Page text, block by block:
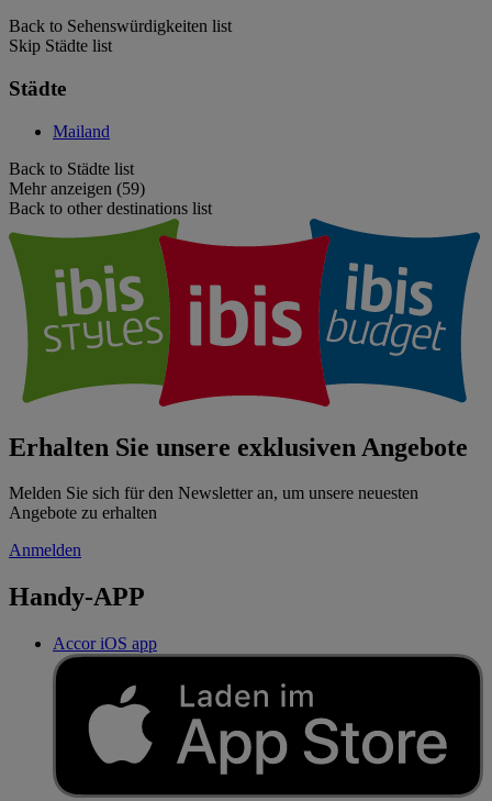
Back to Sehenswürdigkeiten list
Skip Städte list
Städte
Mailand
Back to Städte list
Mehr anzeigen (59)
Back to other destinations list
Erhalten Sie unsere exklusiven Angebote
Melden Sie sich für den Newsletter an, um unsere neuesten
Angebote zu erhalten
Anmelden
Handy-APP
Accor iOS app